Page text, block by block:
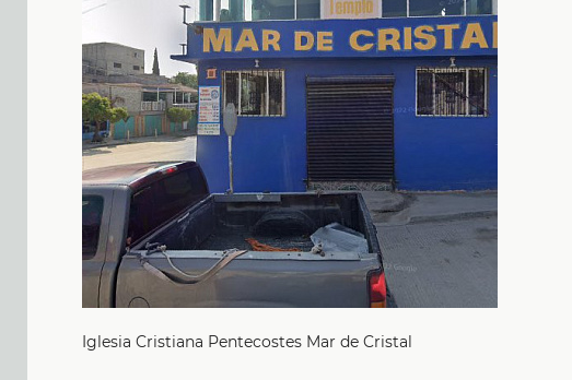
Iglesia Cristiana Pentecostes Mar de Cristal